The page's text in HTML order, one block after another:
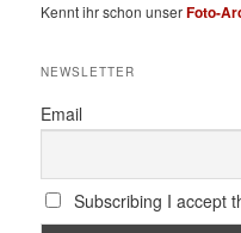
Kennt ihr schon unserFoto-
NEWSLETTER
Email
Subscribing I accept